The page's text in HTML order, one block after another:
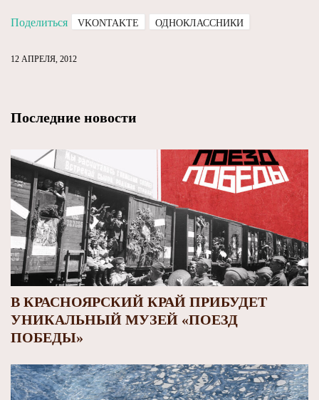
Поделиться VKONTAKTE ОДНОКЛАССНИКИ
12 АПРЕЛЯ, 2012
Последние новости
В КРАСНОЯРСКИЙ КРАЙ ПРИБУДЕТ
УНИКАЛЬНЫЙ МУЗЕЙ «ПОЕЗД
ПОБЕДЫ»